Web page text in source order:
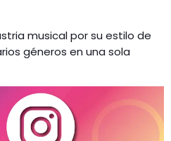
musical por su estilo de
géneros en una sola